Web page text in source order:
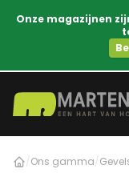
Onze magazijnen
/Ons gamma/